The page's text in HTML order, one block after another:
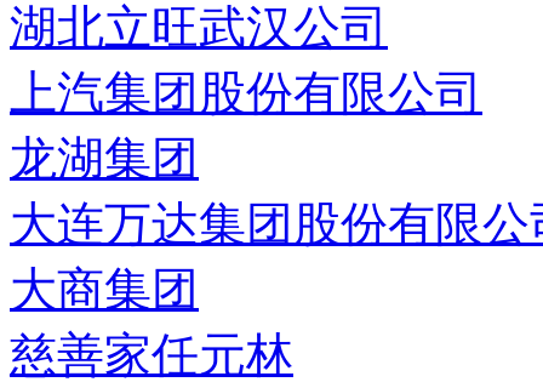
湖北立旺武汉公司
上汽集团股份有限公司
龙湖集团
大连万达集团股份有限公
大商集团
慈善家任元林